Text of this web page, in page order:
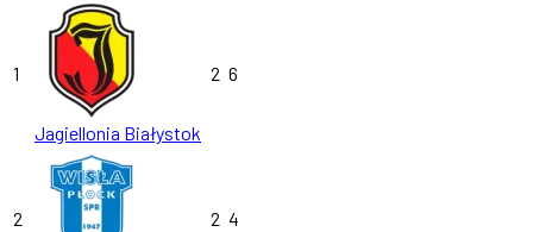
1
Jagiellonia Białystok
2 6
2 2 4